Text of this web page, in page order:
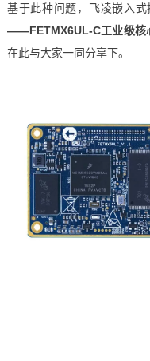
基于此种问题， 飞凌嵌入式
——FETMX6UL-C工业级核
在此与大家一同分享下。